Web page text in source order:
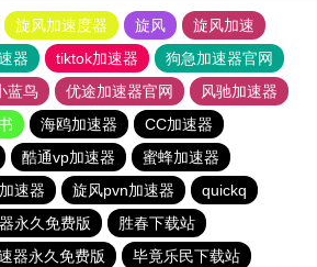
旋风加速度器 旋风
旋风加速
器 tiktok加速器
狗急加速器官网
蓝鸟 优途加速器官网
风驰加速器
海鸥加速器
CC加速器
酷通vp加速器
蜜蜂加速器
速器 旋风pvn加速器
quickq
永久免费版
胜春下载站
器永久免费版 毕竟乐民下载站